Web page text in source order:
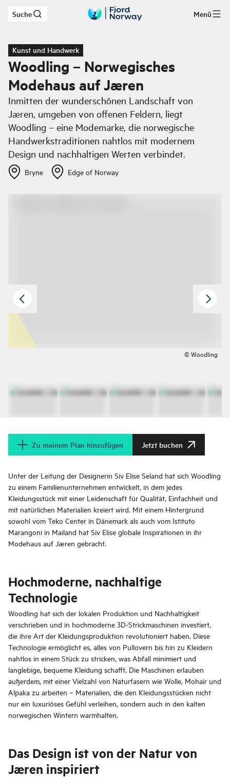
Zum Hauptinhalt
Suche Menü
Kunst und Handwerk
Woodling – Norwegisches
Modehaus auf Jæren
Inmitten der wunderschönen Landschaft von
Jæren, umgeben von offenen Feldern, liegt
Woodling – eine Modemarke, die norwegische
Handwerkstraditionen nahtlos mit modernem
Design und nachhaltigen Werten verbindet.
Bryne Edge of Norway
© Woodling
Zu meinem Plan hinzufügen Jetzt buchen
Unter der Leitung der Designerin Siv Elise Seland hat sich Woodling
zu einem Familienunternehmen entwickelt, in dem jedes
Kleidungsstück mit einer Leidenschaft für Qualität, Einfachheit und
mit natürlichen Materialien kreiert wird. Mit einem Hintergrund
sowohl vom Teko Center in Dänemark als auch vom Istituto
Marangoni in Mailand hat Siv Elise globale Inspirationen in ihr
Modehaus auf Jæren gebracht.
Hochmoderne, nachhaltige
Technologie
Woodling hat sich der lokalen Produktion und Nachhaltigkeit
verschrieben und in hochmoderne 3D-Strickmaschinen investiert,
die ihre Art der Kleidungsproduktion revolutioniert haben. Diese
Technologie ermöglicht es, alles von Pullovern bis hin zu Kleidern
nahtlos in einem Stück zu stricken, was Abfall minimiert und
langlebige, bequeme Kleidung schafft. Die Maschinen erlauben
außerdem, mit einer Vielzahl von Naturfasern wie Wolle, Mohair und
Alpaka zu arbeiten – Materialien, die den Kleidungsstücken nicht
nur ein luxuriöses Gefühl verleihen, sondern auch in den kalten
norwegischen Wintern warmhalten.
Das Design ist von der Natur von
Jæren inspiriert